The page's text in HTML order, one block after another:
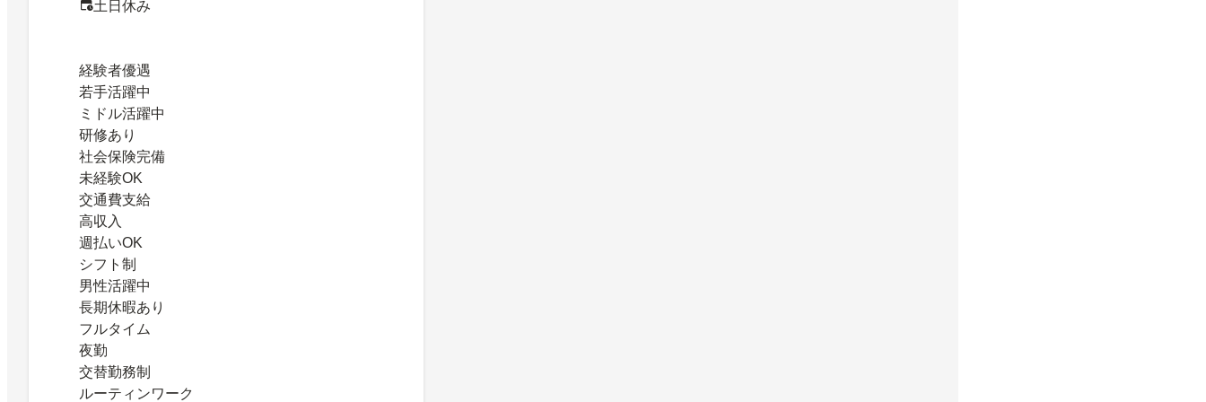
土日休み
経験者優遇
若手活躍中
ミドル活躍中
研修あり
社会保険完備
未経験OK
交通費支給
高収入
週払いOK
シフト制
男性活躍中
長期休暇あり
フルタイム
夜勤
交替勤務制
ルーティンワーク